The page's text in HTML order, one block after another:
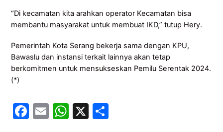
“Di kecamatan kita arahkan operator Kecamatan bisa
membantu masyarakat untuk membuat IKD,” tutup Hery.
Pemerintah Kota Serang bekerja sama dengan KPU,
Bawaslu dan instansi terkait lainnya akan tetap
berkomitmen untuk mensukseskan Pemilu Serentak 2024.
(*)
F
E
W X